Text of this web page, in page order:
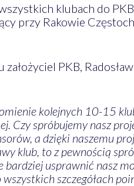
klubach do
przy Rakowie
PKB,
kolejnych 10-15
Czy spróbujemy nasz
a dzięki naszemu
klub, to z pewnością
bardziej usprawnić nasz
szczegółach